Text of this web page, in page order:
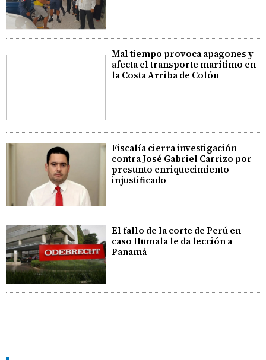
Mal tiempo provoca apagones y
afecta el transporte marítimo en
la Costa Arriba de Colón
Fiscalía cierra investigación
contra José Gabriel Carrizo por
presunto enriquecimiento
injustificado
El fallo de la corte de Perú en
caso Humala le da lección a
Panamá